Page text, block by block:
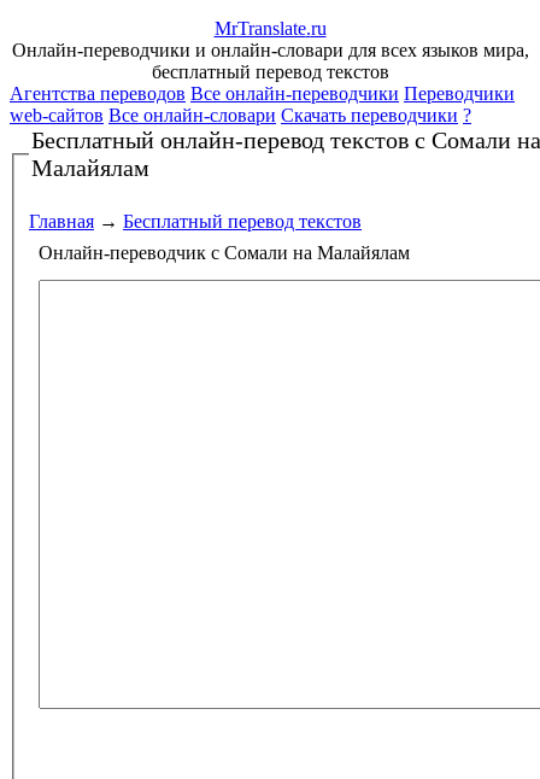
MrTranslate.ru
Онлайн-переводчики и онлайн-словари для всех языков мира,
бесплатный перевод текстов
Агентства переводов Все онлайн-переводчики Переводчики
web-сайтов Все онлайн-словари Скачать переводчики ?
Бесплатный онлайн-перевод текстов с Сомали на
Малайялам
Главная → Бесплатный перевод текстов
Онлайн-переводчик с Сомали на Малайялам